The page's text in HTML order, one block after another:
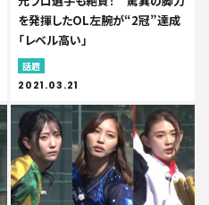
を発揮したOL左腕が“2冠”達成
「レベル高い」
話題
2021.03.21